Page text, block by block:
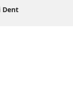
Dent